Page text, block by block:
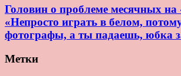
Головин о проблеме месячных на
«Непросто играть в белом,
фотографы, а ты падаешь, юбка
Метки